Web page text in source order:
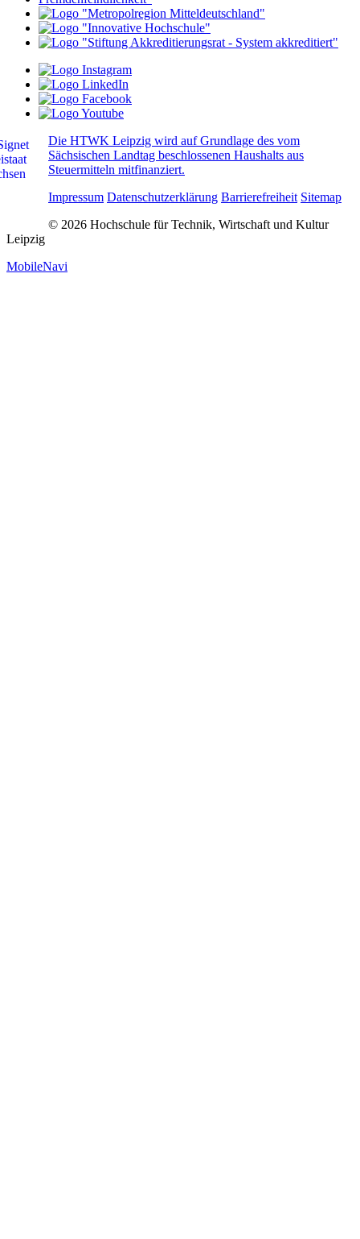
Die HTWK Leipzig wird auf Grundlage des vom
Sächsischen Landtag beschlossenen Haushalts aus
Steuermitteln mitfinanziert.
Impressum Datenschutzerklärung Barrierefreiheit Sitemap
© 2026 Hochschule für Technik, Wirtschaft und Kultur
Leipzig
MobileNavi